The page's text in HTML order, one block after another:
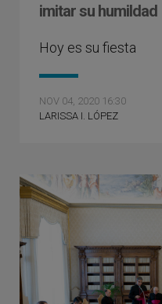
imitar su humildad
Hoy es su fiesta
NOV 04, 2020 16:30
LARISSA I. LÓPEZ